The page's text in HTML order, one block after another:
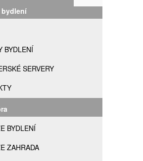
BYDLENÍ
SERVERY
BYDLENÍ
ZAHRADA